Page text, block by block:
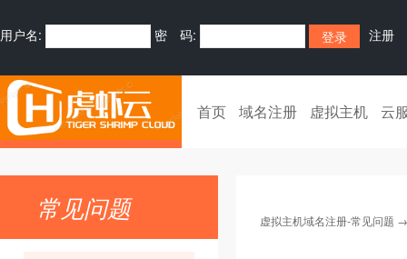
用户名: 密 码: 注册
首页 域名注册 虚拟主机 云
常见问题 虚拟主机域名注册-常见问题